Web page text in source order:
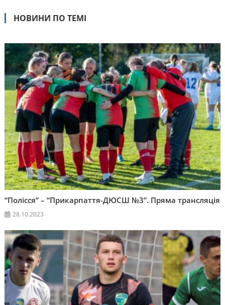
НОВИНИ ПО ТЕМІ
“Полісся” – “Прикарпаття-ДЮСШ №3”. Пряма трансляція
28.10.2023